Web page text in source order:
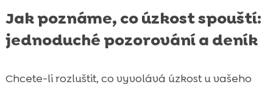
Jak poznáme, co úzkost spouští:
jednoduché pozorování a deník
Chcete-li rozluštit, co vyvolává úzkost u vašeho